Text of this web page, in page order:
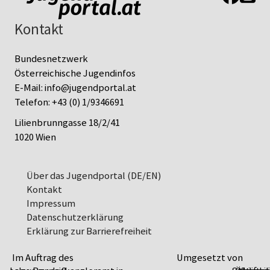
Kontakt
Bundesnetzwerk
Österreichische Jugendinfos
E-Mail:info@jugendportal.at
Telefon:+43 (0) 1/9346691
Lilienbrunngasse 18/2/41
1020 Wien
Über das Jugendportal (DE/EN)
Kontakt
Impressum
Datenschutz­erklärung
Erklärung zur Barrierefreiheit
Im Auftrag des Umgesetzt von